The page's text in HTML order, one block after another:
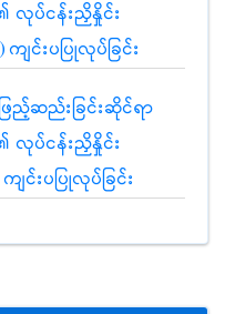
လုပ်ငန်းညှိနှိုင်း
င်းပပြုလုပ်ခြင်း
ည့်ဆည်းခြင်းဆိုင်ရာ
လုပ်ငန်းညှိနှိုင်း
င်းပပြုလုပ်ခြင်း